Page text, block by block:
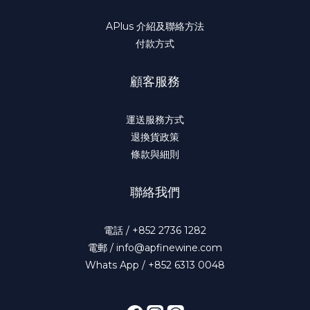
APlus 介紹及聯絡方法
付款方式
顧客服務
運送服務方式
退換貨政策
條款與細則
聯絡我們
電話 / +852 2736 1282
電郵 / info@apfinewine.com
Whats App / +852 6313 0048